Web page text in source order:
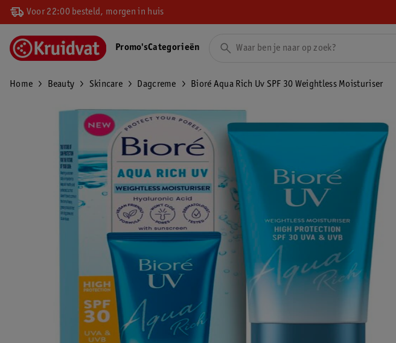
Voor 22:00 besteld, morgen in huis
Promo'sCategorieën
Home Beauty Skincare Dagcreme Bioré Aqua Rich Uv SPF 30 Weightless Moisturiser